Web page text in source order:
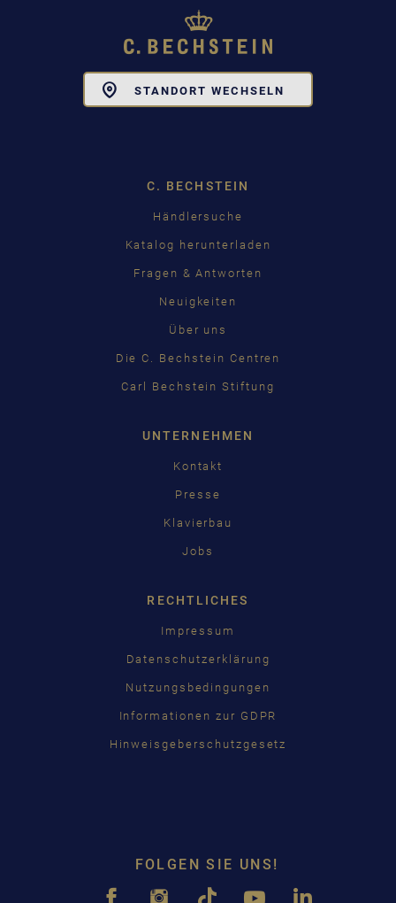
STANDORT WECHSELN
C. BECHSTEIN
Händlersuche
Katalog herunterladen
Fragen & Antworten
Neuigkeiten
Über uns
Die C. Bechstein Centren
Carl Bechstein Stiftung
UNTERNEHMEN
Kontakt
Presse
Klavierbau
Jobs
RECHTLICHES
Impressum
Datenschutzerklärung
Nutzungsbedingungen
Informationen zur GDPR
Hinweisgeberschutzgesetz
FOLGEN SIE UNS!